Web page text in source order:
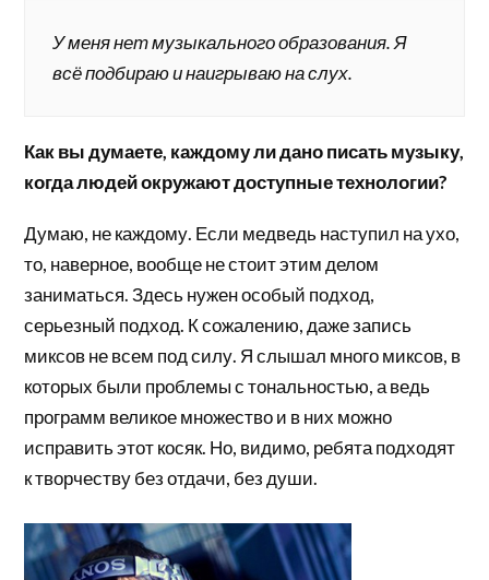
У меня нет музыкального образования. Я
всё подбираю и наигрываю на слух.
Как вы думаете, каждому ли дано писать музыку,
когда людей окружают доступные технологии?
Думаю, не каждому. Если медведь наступил на ухо,
то, наверное, вообще не стоит этим делом
заниматься. Здесь нужен особый подход,
серьезный подход. К сожалению, даже запись
миксов не всем под силу. Я слышал много миксов, в
которых были проблемы с тональностью, а ведь
программ великое множество и в них можно
исправить этот косяк. Но, видимо, ребята подходят
к творчеству без отдачи, без души.